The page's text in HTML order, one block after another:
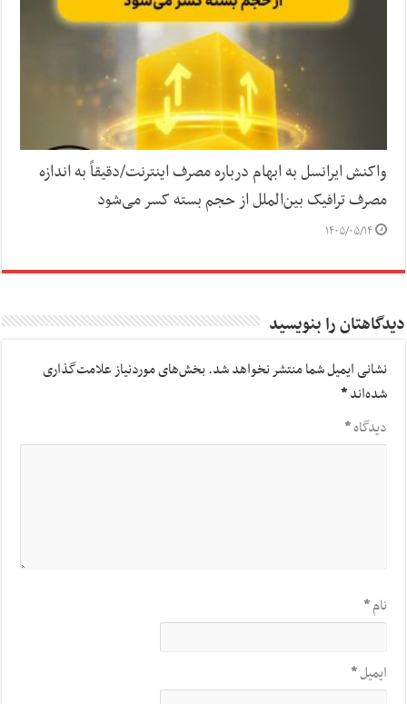
واکنش ایرانسل به ابهام درباره مصرف اینترنت/دقیقاً به اندازه
مصرف ترافیک بین‌الملل از حجم بسته کسر می‌شود
۱۴۰۵/۰۵/۱۴
دیدگاهتان را بنویسید
نشانی ایمیل شما منتشر نخواهد شد.بخش‌های موردنیاز علامت‌گذاری
شده‌اند*
دیدگاه*
نام*
ایمیل*